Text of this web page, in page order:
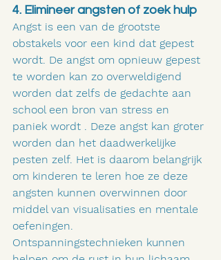
4. Elimineer angsten of zoek hulp
Angst is een van de grootste
obstakels voor een kind dat gepest
wordt. De angst om opnieuw gepest
te worden kan zo overweldigend
worden dat zelfs de gedachte aan
school een bron van stress en
paniek wordt . Deze angst kan groter
worden dan het daadwerkelijke
pesten zelf. Het is daarom belangrijk
om kinderen te leren hoe ze deze
angsten kunnen overwinnen door
middel van visualisaties en mentale
oefeningen.
Ontspanningstechnieken kunnen